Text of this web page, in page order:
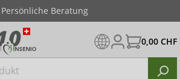
Persönliche Beratung
0,00 CHF